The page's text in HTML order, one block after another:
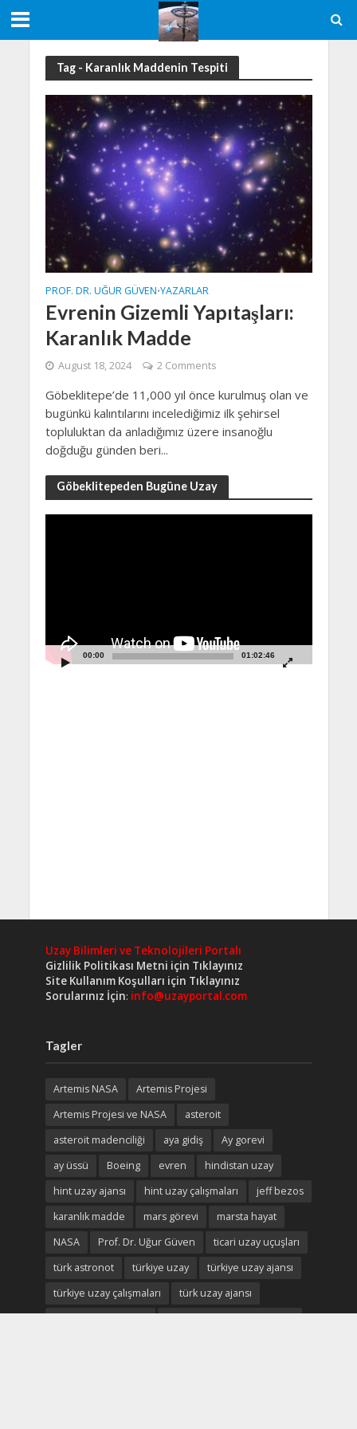
Tag - Karanlık Maddenin Tespiti
PROF. DR. UĞUR GÜVEN•YAZARLAR
Evrenin Gizemli Yapıtaşları:
Karanlık Madde
August 18, 2024 2 Comments
Göbeklitepe’de 11,000 yıl önce kurulmuş olan ve
bugünkü kalıntılarını incelediğimiz ilk şehirsel
topluluktan da anladığımız üzere insanoğlu
doğduğu günden beri...
Göbeklitepeden Bugüne Uzay
00:00 01:02:46
Uzay Bilimleri ve Teknolojileri Portalı
Gizlilik Politikası Metni için Tıklayınız
Site Kullanım Koşulları için Tıklayınız
Sorularınız İçin: info@uzayportal.com
Tagler
Artemis NASA
Artemis Projesi
Artemis Projesi ve NASA
asteroit
asteroit madenciliği
aya gidiş
Ay gorevi
ay üssü
Boeing evren
hindistan uzay
hint uzay ajansı
hint uzay çalışmaları
jeff bezos
karanlık madde
mars görevi
marsta hayat
NASA
Prof. Dr. Uğur Güven
ticari uzay uçuşları
türk astronot
türkiye uzay
türkiye uzay ajansı
türkiye uzay çalışmaları
türk uzay ajansı